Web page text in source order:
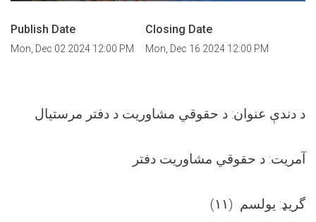
Publish Date
Mon, Dec 02 2024 12:00 PM
Closing Date
Mon, Dec 16 2024 12:00 PM
د دندې عنوان: د حقوقي مشاوریت د دفتر مرستیال
آمریت: د حقوقي مشاوریت دفتر
گریډ: یولسم (۱۱)